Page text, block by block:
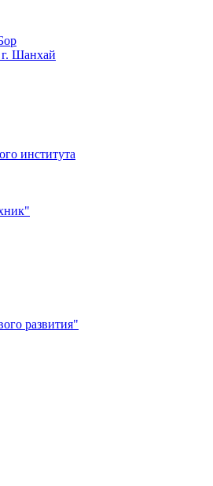
Шанхай
института
развития"